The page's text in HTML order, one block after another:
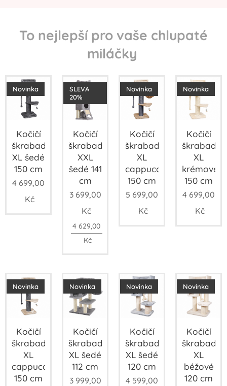
To nejlepší pro vaše chlupaté
miláčky
Kočičí
škrabadlo
XL šedé
150 cm
Novinka
4 699,00
Kč
Kočičí
škrabadlo
XXL
šedé 141
cm
SLEVA
20%
3 699,00
Kč
4 629,00
Kč
Kočičí
škrabadlo
XL
cappuccinové
150 cm
Novinka
5 699,00
Kč
Kočičí
škrabadlo
XL
krémové
150 cm
Novinka
4 699,00
Kč
Kočičí
škrabadlo
XL
cappuccinové
150 cm
Novinka
Kočičí
škrabadlo
XL šedé
112 cm
Novinka
3 999,00
Kočičí
škrabadlo
XL šedé
120 cm
Novinka
4 599,00
Kočičí
škrabadlo
XL
béžové
120 cm
Novinka